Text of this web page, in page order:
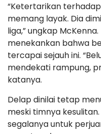
“Ketertarikan
memang layak. Dia
liga,” ungkap
menekankan bahwa
tercapai sejauh ini.
mendekati rampung,
katanya.
Delap dinilai tetap
meski timnya
segalanya untuk